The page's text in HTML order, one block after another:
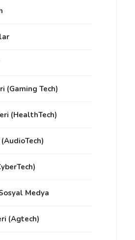
(Gaming Tech)
(HealthTech)
Medya
(Agtech)